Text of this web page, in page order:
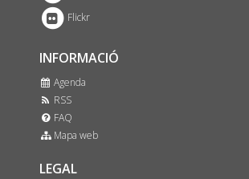
Flickr
INFORMACIÓ
Agenda
RSS
FAQ
Mapa web
LEGAL